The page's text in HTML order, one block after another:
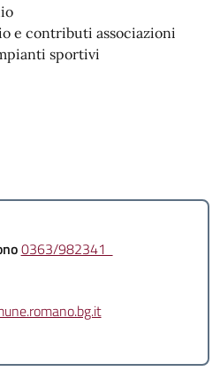
e contributi associazioni
sportivi
0363/982341